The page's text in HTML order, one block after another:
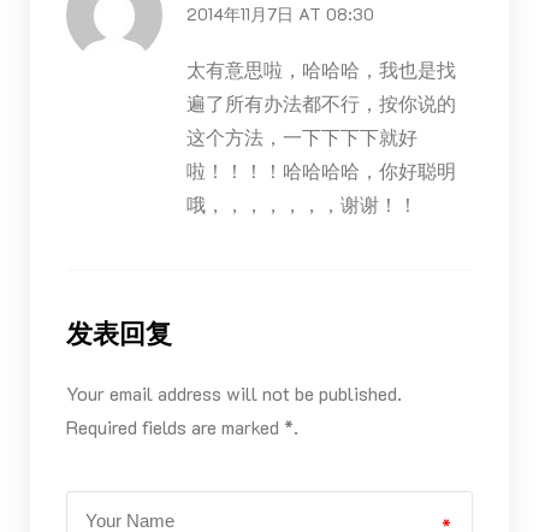
2014年11月7日 AT 08:30
太有意思啦，哈哈哈，我也是找
遍了所有办法都不行，按你说的
这个方法，一下下下下就好
啦！！！！哈哈哈哈，你好聪明
哦，，，，，，，谢谢！！
发表回复
Your email address will not be published.
Required fields are marked *.
*